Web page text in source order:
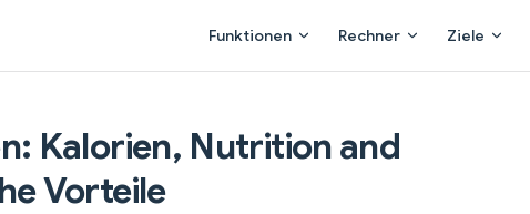
Funktionen Rechner Ziele
Kalorien, Nutrition and
Vorteile